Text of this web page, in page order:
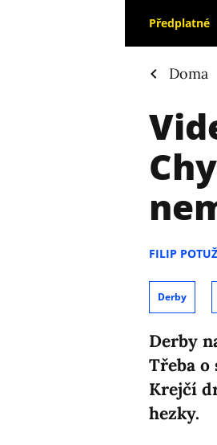
Předplatné
Doma
FILIP
Derby
Derby
Třeba
Krejčí
hezky.